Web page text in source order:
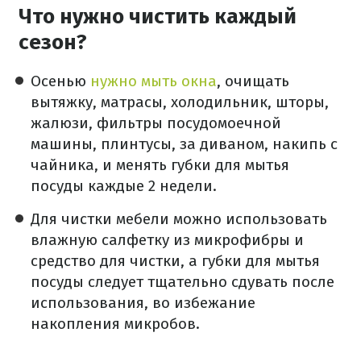
Что нужно чистить каждый
сезон?
Осенью нужно мыть окна, очищать
вытяжку, матрасы, холодильник, шторы,
жалюзи, фильтры посудомоечной
машины, плинтусы, за диваном, накипь с
чайника, и менять губки для мытья
посуды каждые 2 недели.
Для чистки мебели можно использовать
влажную салфетку из микрофибры и
средство для чистки, а губки для мытья
посуды следует тщательно сдувать после
использования, во избежание
накопления микробов.